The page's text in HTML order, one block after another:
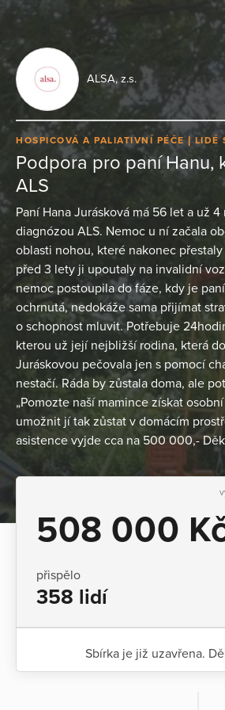
ALSA, z.s.
HOSPICOVÁ A PALIATIVNÍ PÉČE LIDÉ
Podpora pro paní Hanu,
ALS
Paní Hana Jurásková má 56 let a už
diagnózou ALS. Nemoc u ní začala
oblasti nohou, které nakonec
před 3 lety ji upoutaly na invalidní
nemoc postoupila do fáze, kdy je
ochrnutá, nedokáže sama přijímat
o schopnost mluvit. Potřebuje
kterou už její nejbližší rodina, která
Juráskovou pečovala jen s pomocí
nestačí. Ráda by zůstala doma, ale
„Pomozte naší mamince získat
umožnit jí tak zůstat v domácím
asistence vyjde cca na 500 000,-
508 000
přispělo
358 lidí
Sbírka je již uzavřena.